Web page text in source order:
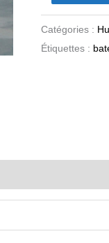
Catégories :
Étiquettes :